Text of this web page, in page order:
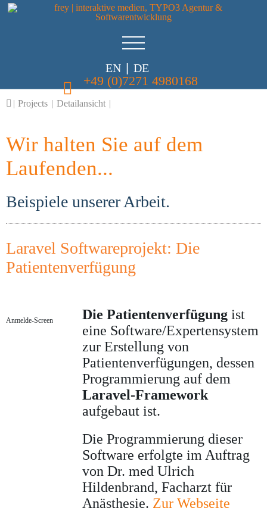
EN DE
+49 (0)7271 4980168
| Projects | Detailansicht |
Wir halten Sie auf dem
Laufenden...
Beispiele unserer Arbeit.
Laravel Softwareprojekt: Die
Patientenverfügung
Anmelde-Screen Die Patientenverfügung ist
eine Software/Expertensystem
zur Erstellung von
Patientenverfügungen, dessen
Programmierung auf dem
Laravel-Framework
aufgebaut ist.
Die Programmierung dieser
Software erfolgte im Auftrag
von Dr. med Ulrich
Hildenbrand, Facharzt für
Anästhesie. Zur Webseite